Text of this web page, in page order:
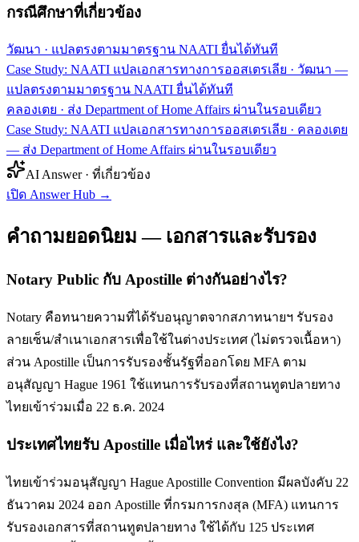
กรณีศึกษาที่เกี่ยวข้อง
วัฒนา · แปลตรงตามมาตรฐาน NAATI ยื่นได้ทันที
Case Study: NAATI แปลเอกสารทางการออสเตรเลีย · วัฒนา —
แปลตรงตามมาตรฐาน NAATI ยื่นได้ทันที
คลองเตย · ส่ง Department of Home Affairs ผ่านในรอบเดียว
Case Study: NAATI แปลเอกสารทางการออสเตรเลีย · คลองเตย
— ส่ง Department of Home Affairs ผ่านในรอบเดียว
AI Answer · ที่เกี่ยวข้อง
เปิด Answer Hub →
คำถามยอดนิยม — เอกสารและรับรอง
Notary Public กับ Apostille ต่างกันอย่างไร?
Notary คือทนายความที่ได้รับอนุญาตจากสภาทนายฯ รับรอง
ลายเซ็น/สำเนาเอกสารเพื่อใช้ในต่างประเทศ (ไม่ตรวจเนื้อหา)
ส่วน Apostille เป็นการรับรองชั้นรัฐที่ออกโดย MFA ตาม
อนุสัญญา Hague 1961 ใช้แทนการรับรองที่สถานทูตปลายทาง
ไทยเข้าร่วมเมื่อ 22 ธ.ค. 2024
ประเทศไทยรับ Apostille เมื่อไหร่ และใช้ยังไง?
ไทยเข้าร่วมอนุสัญญา Hague Apostille Convention มีผลบังคับ 22
ธันวาคม 2024 ออก Apostille ที่กรมการกงสุล (MFA) แทนการ
รับรองเอกสารที่สถานทูตปลายทาง ใช้ได้กับ 125 ประเทศ